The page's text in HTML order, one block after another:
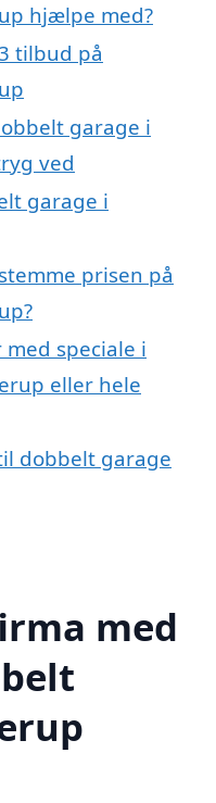
hjælpe med?
tilbud på
garage i
ved
garage i
prisen på
speciale i
eller hele
dobbelt garage
med